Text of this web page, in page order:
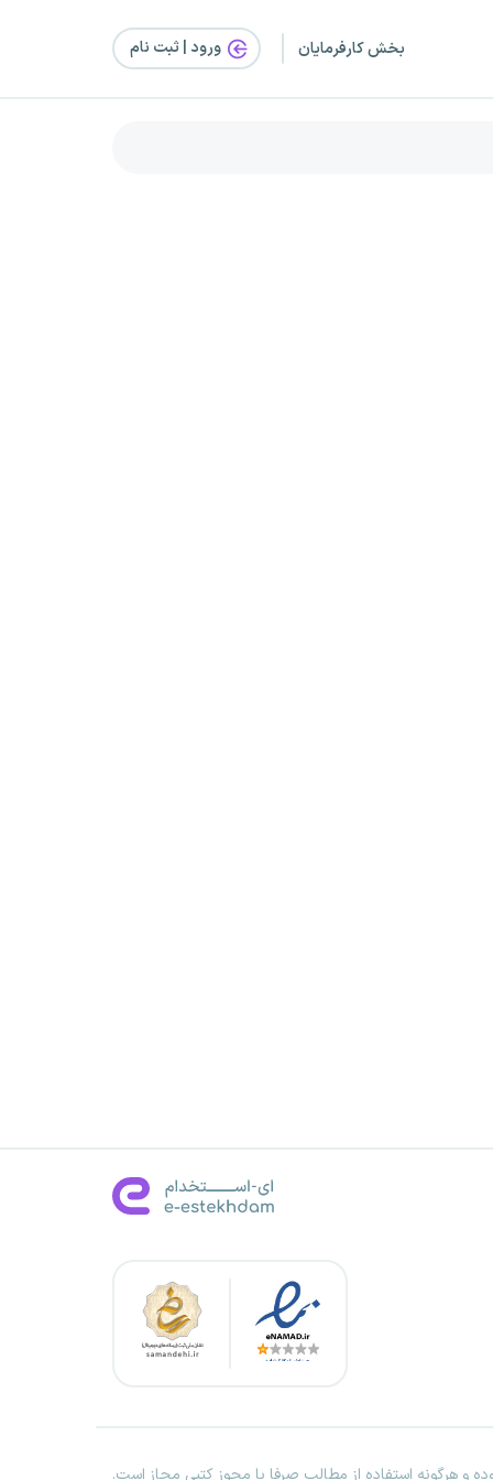
بخش کارفرمایان ورود | ثبت‌ نام
و هرگونه استفاده از مطالب صرفا با مجوز کتبی مجاز است.